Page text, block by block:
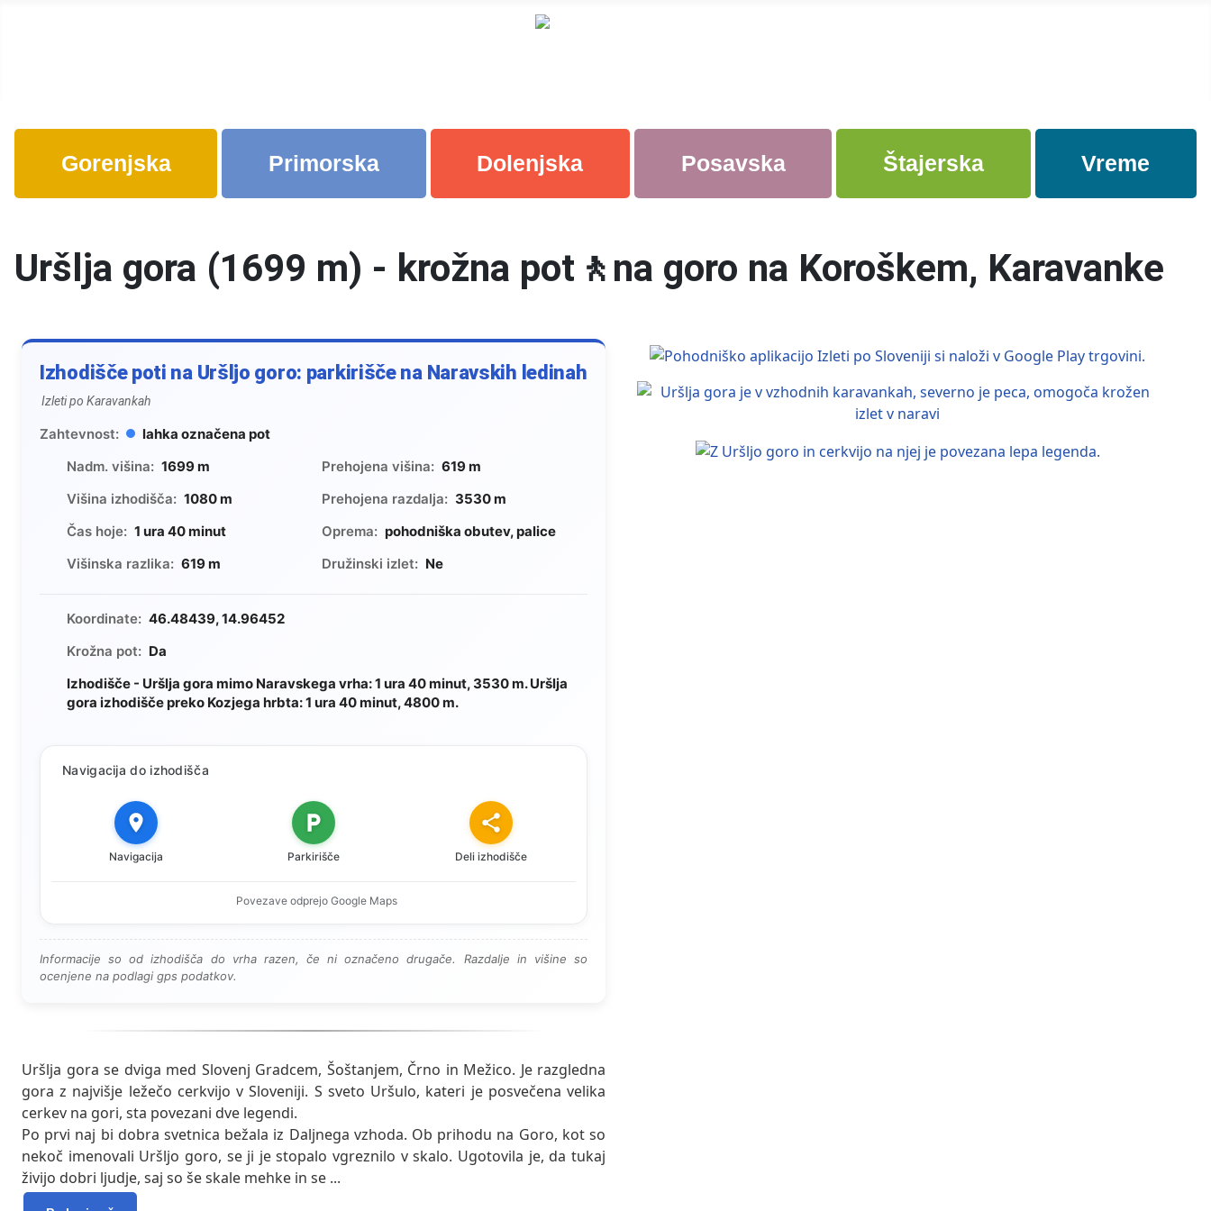
Gorenjska Primorska Dolenjska Posavska Štajerska Vreme
Uršlja gora (1699 m) - krožna pot🚶na goro na Koroškem, Karavanke
Izhodišče poti na Uršljo goro: parkirišče na Naravskih ledinah
Izleti po Karavankah
Zahtevnost:
lahka označena pot
Nadm. višina: 1699 m
Višina izhodišča: 1080 m
Čas hoje: 1 ura 40 minut
Višinska razlika: 619 m
Prehojena višina: 619 m
Prehojena razdalja: 3530 m
Oprema: pohodniška obutev, palice
Družinski izlet: Ne
Koordinate: 46.48439, 14.96452
Krožna pot: Da
Izhodišče - Uršlja gora mimo Naravskega vrha: 1 ura 40 minut, 3530 m. Uršlja
gora izhodišče preko Kozjega hrbta: 1 ura 40 minut, 4800 m.
Navigacija do izhodišča
Navigacija Parkirišče Deli izhodišče
Povezave odprejo Google Maps
Informacije so od izhodišča do vrha razen, če ni označeno drugače. Razdalje in višine so
ocenjene na podlagi gps podatkov.
Uršlja gora se dviga med Slovenj Gradcem, Šoštanjem, Črno in Mežico. Je razgledna
gora z najvišje ležečo cerkvijo v Sloveniji. S sveto Uršulo, kateri je posvečena velika
cerkev na gori, sta povezani dve legendi.
Po prvi naj bi dobra svetnica bežala iz Daljnega vzhoda. Ob prihodu na Goro, kot so
nekoč imenovali Uršljo goro, se ji je stopalo vgreznilo v skalo. Ugotovila je, da tukaj
živijo dobri ljudje, saj so še skale mehke in se ...